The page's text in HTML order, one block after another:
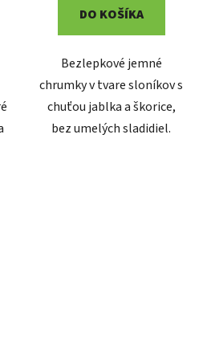
DO KOŠÍKA
Bezlepkové jemné
chrumky v tvare sloníkov s
chuťou jablka a škorice,
bez umelých sladidiel.